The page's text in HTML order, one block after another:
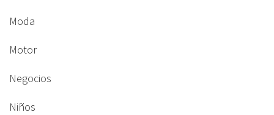
Moda
Motor
Negocios
Niños